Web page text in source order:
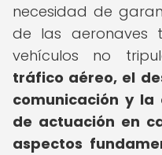
necesidad de
de las aeronaves
vehículos no
tráfico aéreo, el
comunicación y la
de actuación en
aspectos